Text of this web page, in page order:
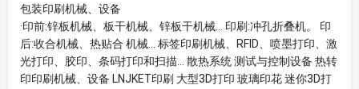
包装印刷机械、设备
·印前:锌板机械、板干机械、锌板干机械... 印刷:冲孔折叠机。 印
后:收合机械、热贴合 机械... 标签印刷机械、RFID、喷墨打印、激
光打印、胶印、条码打印和扫描... 散热系统 测试与控制设备 热转
印印刷机械、设备 LNJKET印刷 大型3D打印 玻璃印花 迷你3D打